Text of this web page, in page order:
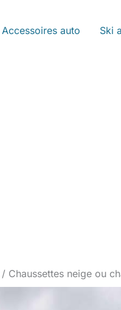
Accessoires auto Ski
Chaussettes neige ou